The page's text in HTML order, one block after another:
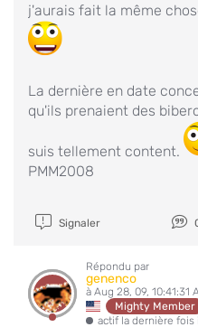
j'aurais fait la même
La dernière en date
qu'ils prenaient des
suis tellement content.
PMM2008
Signaler
Répondu par
genenco
à Aug 28, 09, 10:41:31
Mighty Member
actif la dernière fois